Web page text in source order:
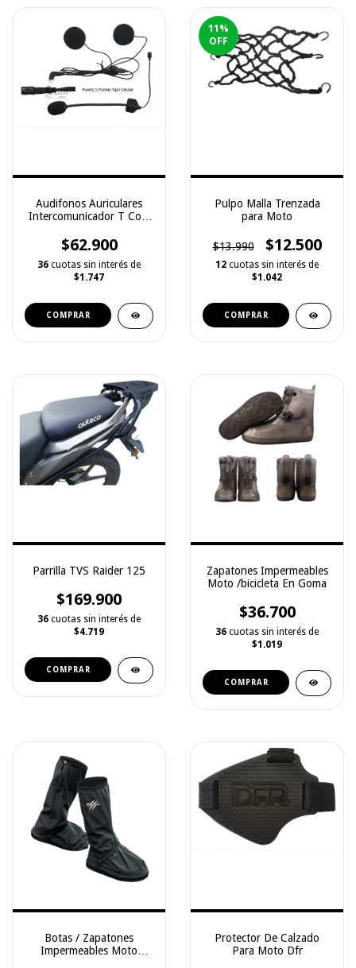
Audifonos Auriculares
Intercomunicador T Com
$62.900
36 cuotas sin interés de
$1.747
COMPRAR
11 %
OFF
Pulpo Malla Trenzada
para Moto
$13.990 $12.500
12 cuotas sin interés de
$1.042
COMPRAR
Parrilla TVS Raider 125
$169.900
36 cuotas sin interés de
$4.719
COMPRAR
Zapatones Impermeables
Moto /bicicleta En Goma
$36.700
36 cuotas sin interés de
$1.019
COMPRAR
Botas / Zapatones
Impermeables Moto
Protector De Calzado
Para Moto Dfr